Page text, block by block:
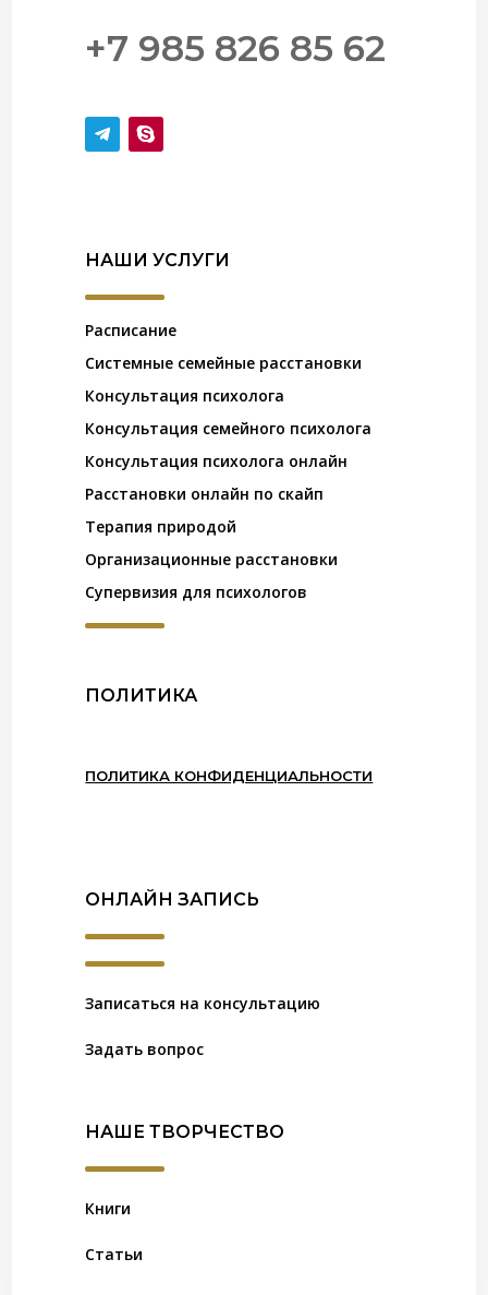
+7 985 826 85 62
НАШИ УСЛУГИ
Расписание
Системные семейные расстановки
Консультация психолога
Консультация семейного психолога
Консультация психолога онлайн
Расстановки онлайн по скайп
Терапия природой
Организационные расстановки
Супервизия для психологов
ПОЛИТИКА
ПОЛИТИКА КОНФИДЕНЦИАЛЬНОСТИ
ОНЛАЙН ЗАПИСЬ
Записаться на консультацию
Задать вопрос
НАШЕ ТВОРЧЕСТВО
Книги
Статьи